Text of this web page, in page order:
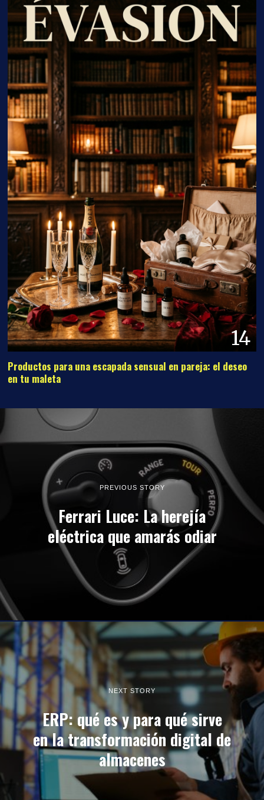
14
Productos para una escapada sensual en pareja: el deseo
en tu maleta
PREVIOUS STORY
Ferrari Luce: La herejía
eléctrica que amarás odiar
NEXT STORY
ERP: qué es y para qué sirve
en la transformación digital de
almacenes